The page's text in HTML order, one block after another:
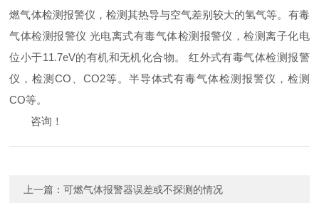
燃气体检测报警仪，检测其热导与空气差别较大的氢气等。有毒
气体检测报警仪 光电离式有毒气体检测报警仪，检测离子化电
位小于11.7eV的有机和无机化合物。 红外式有毒气体检测报警
仪，检测CO、CO2等。半导体式有毒气体检测报警仪，检测
CO等。
咨询！
上一篇：可燃气体报警器误差或不探测的情况